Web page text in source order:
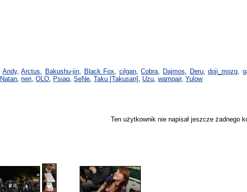
Andy,Arctus, Bakushu-jin, Black Fox, cilgan,Cobra, Dajmos, Deru,doji_mozg,
Natan,neri,OLO, Psiaq,SeNe,Taku [Takusan] , Uzu,wampajr,Yulow
Ten użytkownik nie napisał jeszcze żadnego